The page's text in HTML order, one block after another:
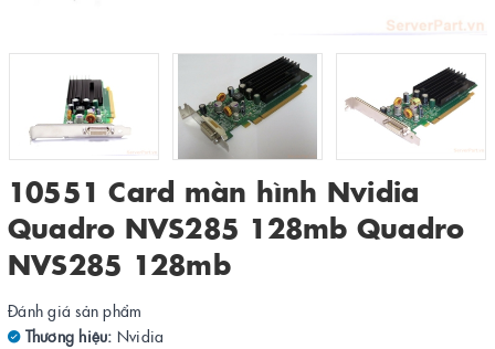
10551 Card màn hình Nvidia
Quadro NVS285 128mb Quadro
NVS285 128mb
Đánh giá sản phẩm
Thương hiệu: Nvidia